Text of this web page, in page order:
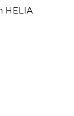
HELIA